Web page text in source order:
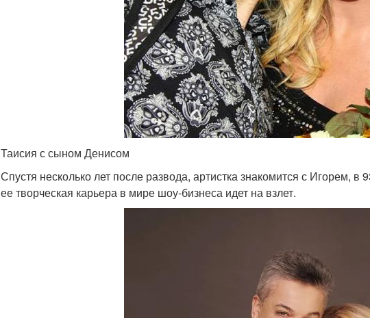
Таисия с сыном Денисом
Спустя несколько лет после развода, артистка знакомится с Игорем,
ее творческая карьера в мире шоу-бизнеса идет на взлет.